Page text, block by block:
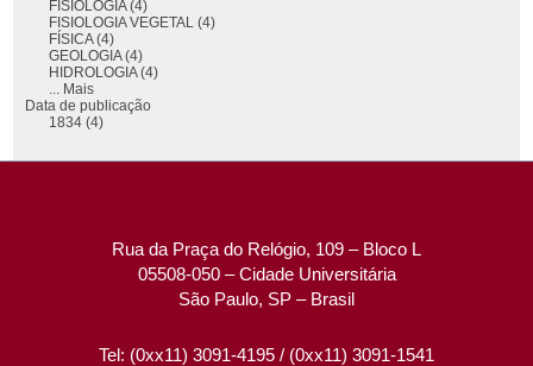
FISIOLOGIA (4)
FISIOLOGIA VEGETAL (4)
FÍSICA (4)
GEOLOGIA (4)
HIDROLOGIA (4)
... Mais
Data de publicação
1834 (4)
Rua da Praça do Relógio, 109 – Bloco L
05508-050 – Cidade Universitária
São Paulo, SP – Brasil
Tel: (0xx11) 3091-4195 / (0xx11) 3091-1541